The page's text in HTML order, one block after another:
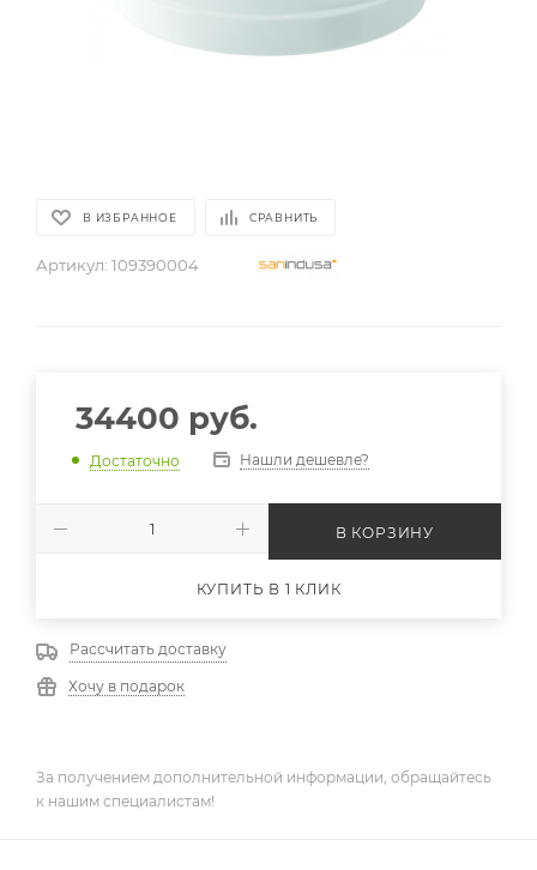
В ИЗБРАННОЕ СРАВНИТЬ
Артикул: 109390004
34400 руб.
Достаточно Нашли дешевле?
В КОРЗИНУ
КУПИТЬ В 1 КЛИК
Рассчитать доставку
Хочу в подарок
За получением дополнительной информации, обращайтесь
к нашим специалистам!